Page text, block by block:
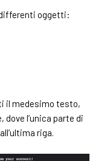
oggetti:
il medesimo testo,
l’unica parte di
riga.